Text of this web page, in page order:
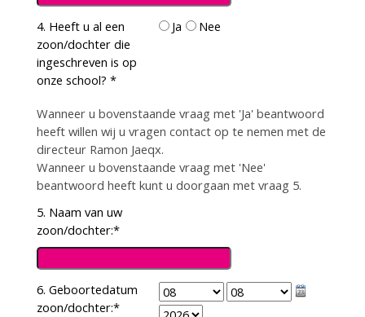
4. Heeft u al een
zoon/dochter die
ingeschreven is op
onze school? *
Ja Nee
Wanneer u bovenstaande vraag met 'Ja' beantwoord
heeft willen wij u vragen contact op te nemen met de
directeur Ramon Jaeqx.
Wanneer u bovenstaande vraag met 'Nee'
beantwoord heeft kunt u doorgaan met vraag 5.
5. Naam van uw
zoon/dochter:*
6. Geboortedatum
zoon/dochter:*